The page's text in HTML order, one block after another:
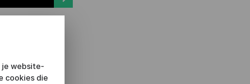
je website-
cookies die